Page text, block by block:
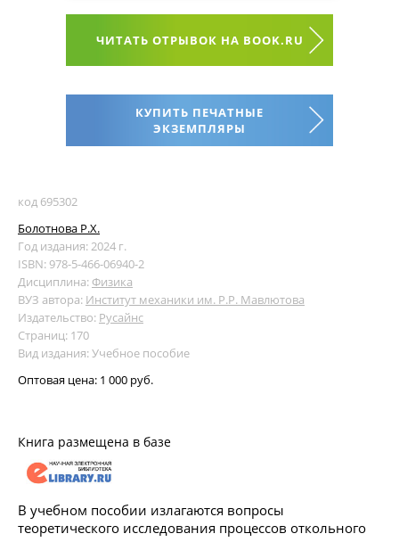
ЧИТАТЬ ОТРЫВОК НА BOOK.RU
КУПИТЬ ПЕЧАТНЫЕ
ЭКЗЕМПЛЯРЫ
код 695302
Болотнова Р.Х.
Год издания: 2024 г.
ISBN: 978-5-466-06940-2
Дисциплина: Физика
ВУЗ автора: Институт механики им. Р.Р. Мавлютова
Издательство: Русайнс
Страниц: 170
Вид издания: Учебное пособие
Оптовая цена: 1 000 руб.
Книга размещена в базе
В учебном пособии излагаются вопросы
теоретического исследования процессов откольного